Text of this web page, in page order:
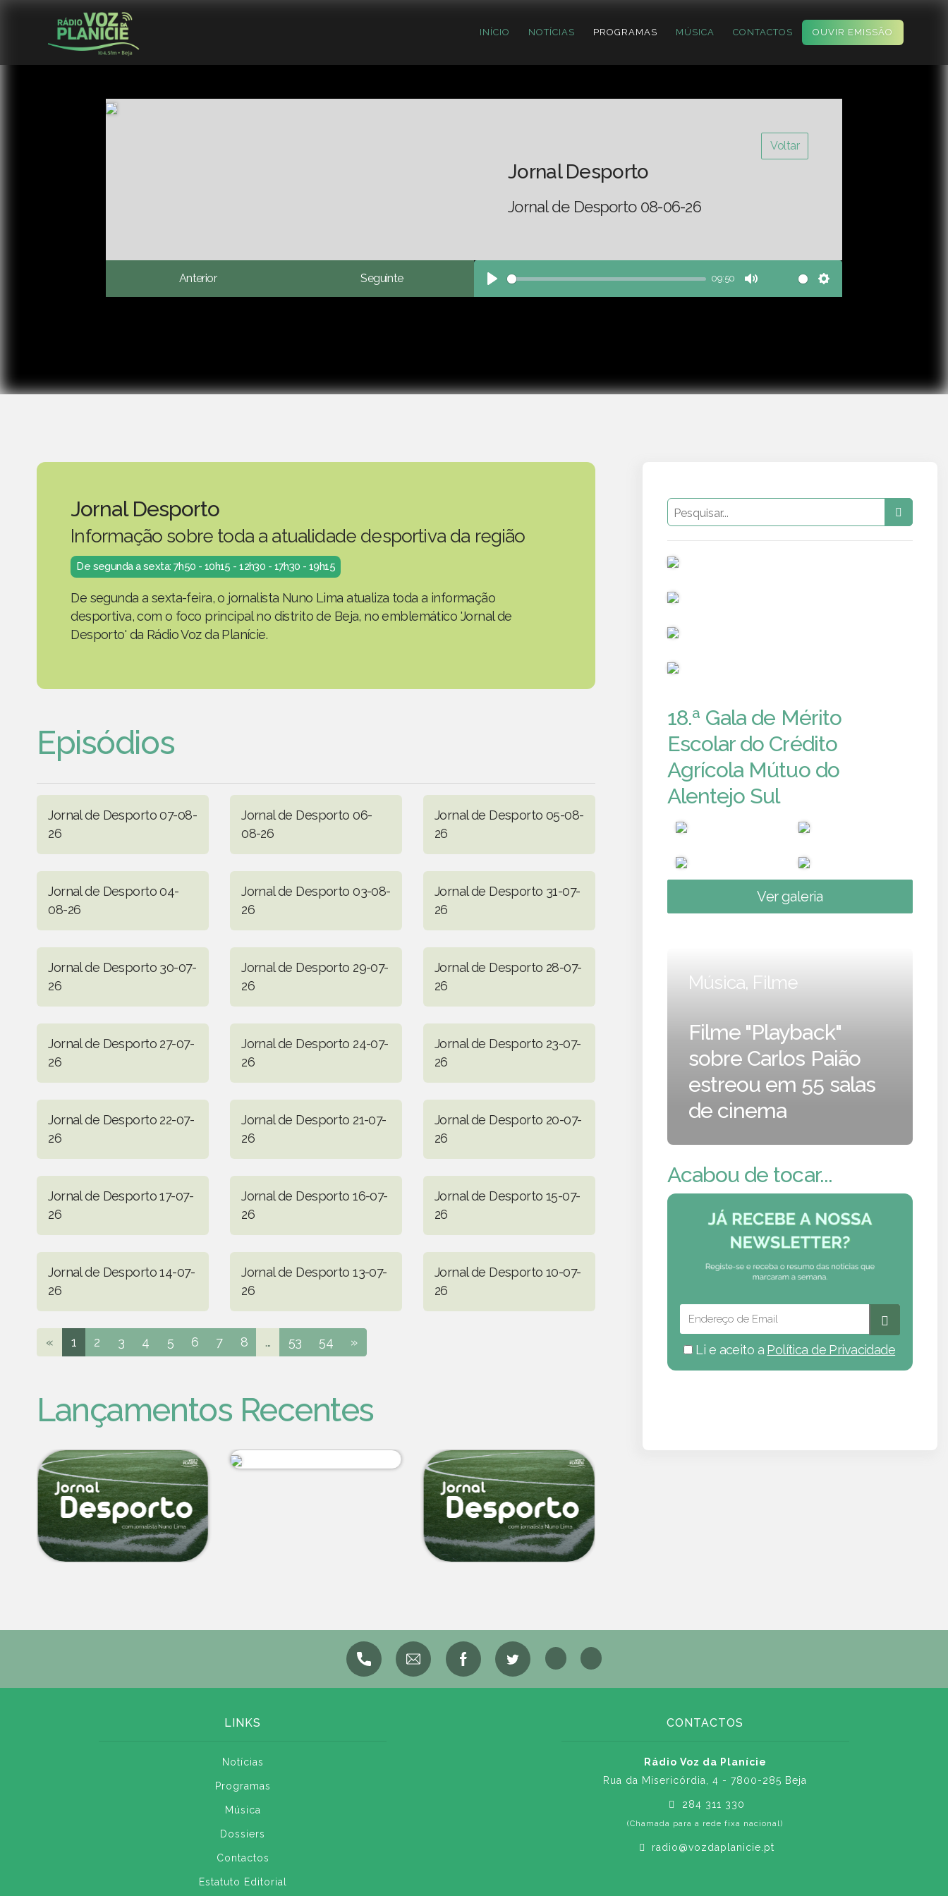
INÍCIO NOTÍCIAS PROGRAMAS MÚSICA CONTACTOS OUVIR EMISSÃO
Voltar
Jornal Desporto
Jornal de Desporto 08-06-26
Anterior Seguinte
Play
09:50
Mute Settings
Jornal Desporto
Informação sobre toda a atualidade desportiva da região
De segunda a sexta: 7h50 - 10h15 - 12h30 - 17h30 - 19h15
De segunda a sexta-feira, o jornalista Nuno Lima atualiza toda a informação
desportiva, com o foco principal no distrito de Beja, no emblemático 'Jornal de
Desporto' da Rádio Voz da Planície.
Episódios
Jornal de Desporto 07-08-
26
Jornal de Desporto 06-
08-26
Jornal de Desporto 05-08-
26
Jornal de Desporto 04-
08-26
Jornal de Desporto 03-08-
26
Jornal de Desporto 31-07-
26
Jornal de Desporto 30-07-
26
Jornal de Desporto 29-07-
26
Jornal de Desporto 28-07-
26
Jornal de Desporto 27-07-
26
Jornal de Desporto 24-07-
26
Jornal de Desporto 23-07-
26
Jornal de Desporto 22-07-
26
Jornal de Desporto 21-07-
26
Jornal de Desporto 20-07-
26
Jornal de Desporto 17-07-
26
Jornal de Desporto 16-07-
26
Jornal de Desporto 15-07-
26
Jornal de Desporto 14-07-
26
Jornal de Desporto 13-07-
26
Jornal de Desporto 10-07-
26
« 1 2 3 4 5 6 7 8 ... 53 54 »
Lançamentos Recentes
18.ª Gala de Mérito
Escolar do Crédito
Agrícola Mútuo do
Alentejo Sul
Ver galeria
Música, Filme
Filme "Playback"
sobre Carlos Paião
estreou em 55 salas
de cinema
Acabou de tocar...
Li e aceito a Política de Privacidade
LINKS
Notícias
Programas
Música
Dossiers
Contactos
Estatuto Editorial
CONTACTOS
Rádio Voz da Planície
Rua da Misericórdia, 4 - 7800-285 Beja
284 311 330
(Chamada para a rede fixa nacional)
radio@vozdaplanicie.pt